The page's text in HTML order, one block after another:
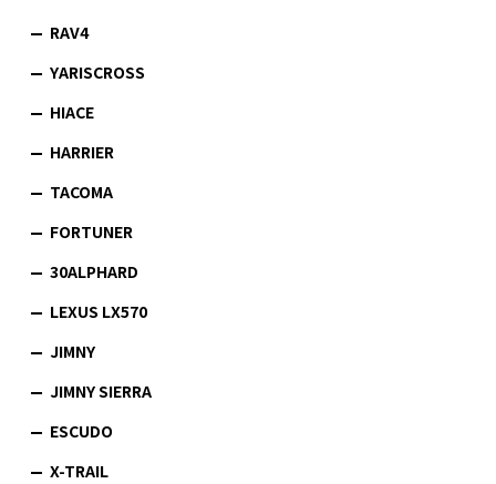
RAV4
YARISCROSS
HIACE
HARRIER
TACOMA
FORTUNER
30ALPHARD
LEXUS LX570
JIMNY
JIMNY SIERRA
ESCUDO
X-TRAIL